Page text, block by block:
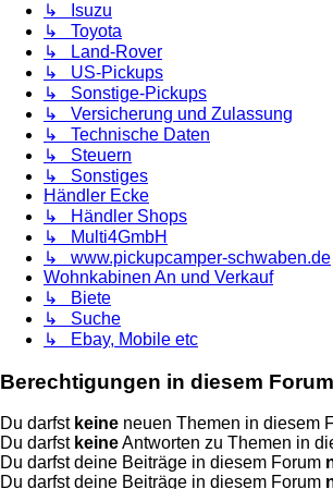
↳ Isuzu
↳ Toyota
↳ Land-Rover
↳ US-Pickups
↳ Sonstige-Pickups
↳ Versicherung und Zulassung
↳ Technische Daten
↳ Steuern
↳ Sonstiges
Händler Ecke
↳ Händler Shops
↳ Multi4GmbH
↳ www.pickupcamper-schwaben.de
Wohnkabinen An und Verkauf
↳ Biete
↳ Suche
↳ Ebay, Mobile etc
Berechtigungen in diesem Forum
Du darfst keine neuen Themen in diesem
Du darfst keineAntworten zu Themen in
Du darfst deine Beiträge in diesem Forum
Du darfst deine Beiträge in diesem Forum